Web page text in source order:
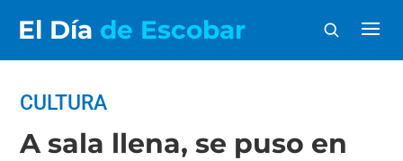
El Día de Escobar
CULTURA
A sala llena, se puso en